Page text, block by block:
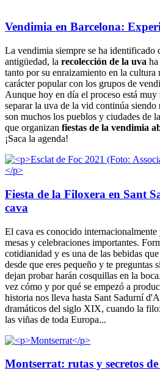
Vendimia en Barcelona:
La vendimia siempre se ha identificado
antigüedad, la recolección de la uva
tanto por su enraizamiento en la cultura
carácter popular con los grupos de
Aunque hoy en día el proceso está
separar la uva de la vid continúa siendo
son muchos los pueblos y ciudades de
que organizan fiestas de la vendimia
¡Saca la agenda!
Fiesta de la Filoxera en Sant
cava
El cava es conocido
mesas y celebraciones importantes.
cotidianidad y es una de las bebidas
desde que eres pequeño y te preguntas
dejan probar harán cosquillas en la
vez cómo y por qué se empezó a
historia nos lleva hasta Sant Sadurní
dramáticos del siglo XIX, cuando la
las viñas de toda Europa...
Montserrat: rutas y secretos